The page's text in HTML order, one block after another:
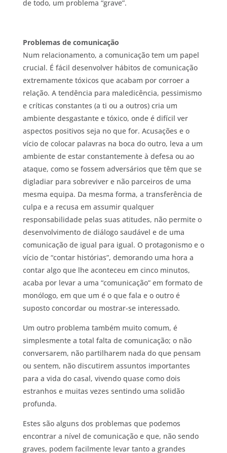
de todo, um problema “grave”.
Problemas de comunicação
Num relacionamento, a comunicação tem um papel
crucial. É fácil desenvolver hábitos de comunicação
extremamente tóxicos que acabam por corroer a
relação. A tendência para maledicência, pessimismo
e críticas constantes (a ti ou a outros) cria um
ambiente desgastante e tóxico, onde é difícil ver
aspectos positivos seja no que for. Acusações e o
vício de colocar palavras na boca do outro, leva a um
ambiente de estar constantemente à defesa ou ao
ataque, como se fossem adversários que têm que se
digladiar para sobreviver e não parceiros de uma
mesma equipa. Da mesma forma, a transferência de
culpa e a recusa em assumir qualquer
responsabilidade pelas suas atitudes, não permite o
desenvolvimento de diálogo saudável e de uma
comunicação de igual para igual. O protagonismo e o
vício de “contar histórias”, demorando uma hora a
contar algo que lhe aconteceu em cinco minutos,
acaba por levar a uma “comunicação” em formato de
monólogo, em que um é o que fala e o outro é
suposto concordar ou mostrar-se interessado.
Um outro problema também muito comum, é
simplesmente a total falta de comunicação; o não
conversarem, não partilharem nada do que pensam
ou sentem, não discutirem assuntos importantes
para a vida do casal, vivendo quase como dois
estranhos e muitas vezes sentindo uma solidão
profunda.
Estes são alguns dos problemas que podemos
encontrar a nível de comunicação e que, não sendo
graves, podem facilmente levar tanto a grandes